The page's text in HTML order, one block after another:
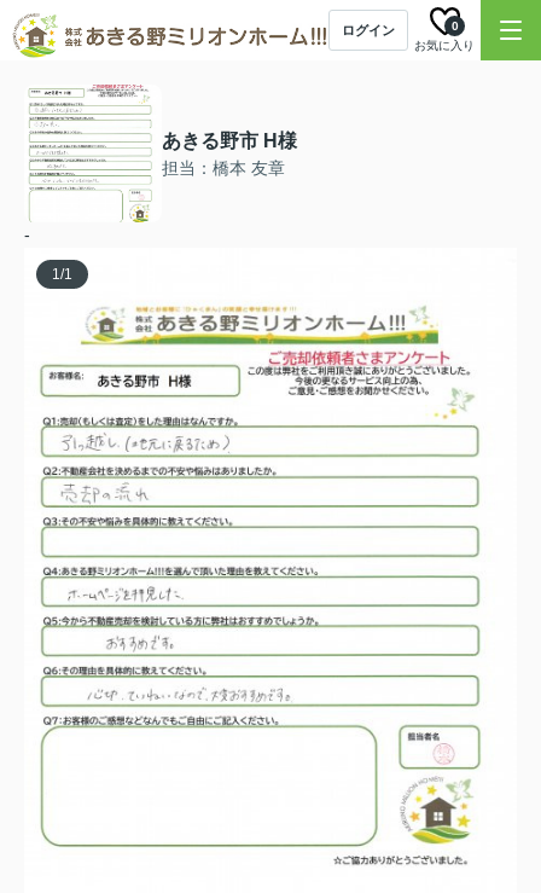
ログイン
お気に入り
0
あきる野市 H様
担当：橋本 友章
-
1/1